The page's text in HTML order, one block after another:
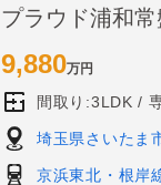
プラウド浦和常
9,880万円
間取り:3LDK
埼玉県さいたま
京浜東北・根岸